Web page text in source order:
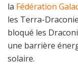
la Fédération
les Terra-
bloqué les
une barrière
solaire.